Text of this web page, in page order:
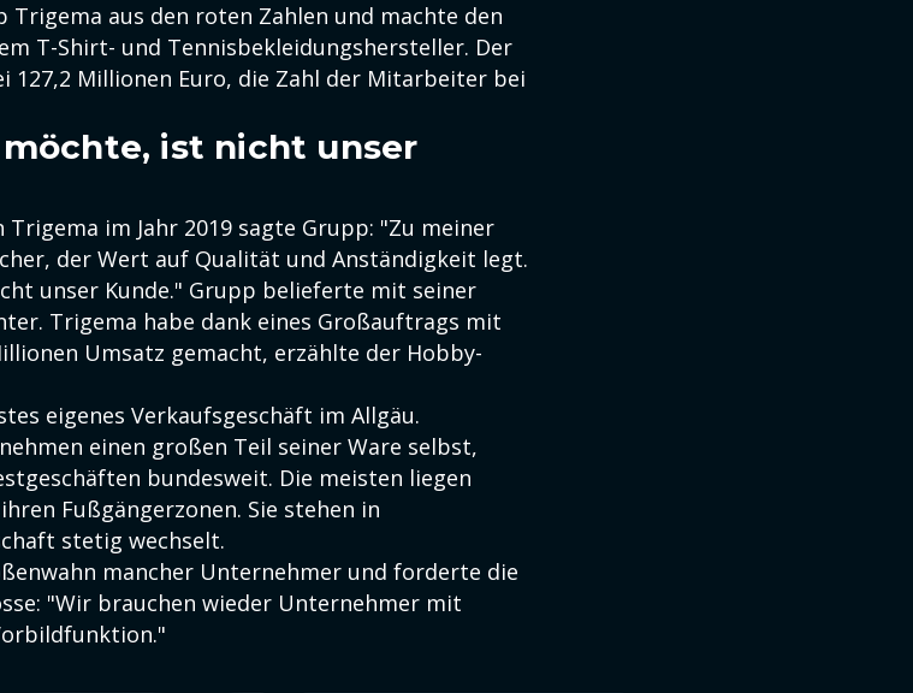
aus den roten Zahlen und machte den
T-Shirt- und Tennisbekleidungshersteller. Der
127,2 Millionen Euro, die Zahl der Mitarbeiter bei
ist nicht unser
im Jahr 2019 sagte Grupp: "Zu meiner
der Wert auf Qualität und Anständigkeit legt.
unser Kunde." Grupp belieferte mit seiner
Trigema habe dank eines Großauftrags mit
Umsatz gemacht, erzählte der Hobby-
eigenes Verkaufsgeschäft im Allgäu.
einen großen Teil seiner Ware selbst,
bundesweit. Die meisten liegen
Fußgängerzonen. Sie stehen in
stetig wechselt.
mancher Unternehmer und forderte die
"Wir brauchen wieder Unternehmer mit